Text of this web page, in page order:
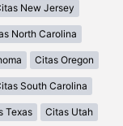
New Jersey
North Carolina
Citas Oregon
South Carolina
Texas Citas Utah